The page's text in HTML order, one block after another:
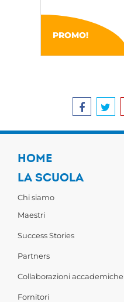
PROMO!
HOME
LA SCUOLA
Chi siamo
Maestri
Success Stories
Partners
Collaborazioni accademiche
Fornitori